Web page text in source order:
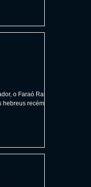
o Faraó Ramsés I
recém-